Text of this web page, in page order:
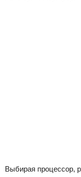
Выбирая процессор,